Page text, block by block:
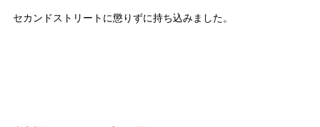
セカンドストリートに懲りずに持ち込みました。